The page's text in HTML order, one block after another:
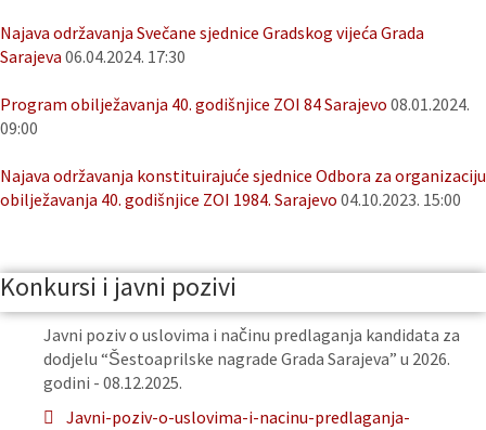
Najava održavanja Svečane sjednice Gradskog vijeća Grada
Sarajeva 06.04.2024. 17:30
Program obilježavanja 40. godišnjice ZOI 84 Sarajevo 08.01.2024.
09:00
Najava održavanja konstituirajuće sjednice Odbora za organizaciju
obilježavanja 40. godišnjice ZOI 1984. Sarajevo 04.10.2023. 15:00
Konkursi i javni pozivi
Javni poziv o uslovima i načinu predlaganja kandidata za
dodjelu “Šestoaprilske nagrade Grada Sarajeva” u 2026.
godini - 08.12.2025.
Javni-poziv-o-uslovima-i-nacinu-predlaganja-